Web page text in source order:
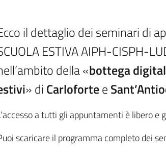
il dettaglio dei seminari di
ESTIVA AIPH-CISPH-
della «bottega
» diCarlofortee
a tutti gli appuntamenti è libero e
scaricare il programma completo dei